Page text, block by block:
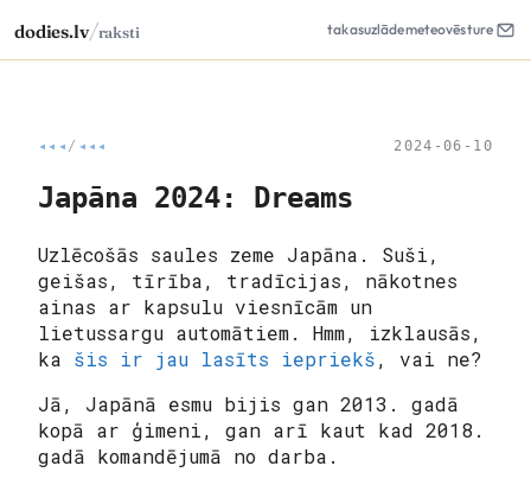
dodies.lv/raksti takasuzlādemeteovēsture
◂◂◂ / ◂◂◂ 2024-06-10
Japāna 2024: Dreams
Uzlēcošās saules zeme Japāna. Suši,
geišas, tīrība, tradīcijas, nākotnes
ainas ar kapsulu viesnīcām un
lietussargu automātiem.
Hmm, izklausās,
ka šis ir jau lasīts iepriekš, vai ne?
Jā, Japānā esmu bijis gan 2013. gadā
kopā ar ģimeni, gan arī kaut kad 2018.
gadā komandējumā no darba.